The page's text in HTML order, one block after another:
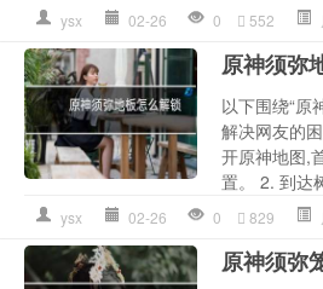
ysx 02-26 0 552
原神须弥
以下围绕“原
解决网友的
开原神地图,
置。 2. 到达
ysx 02-26 0 829
原神须弥